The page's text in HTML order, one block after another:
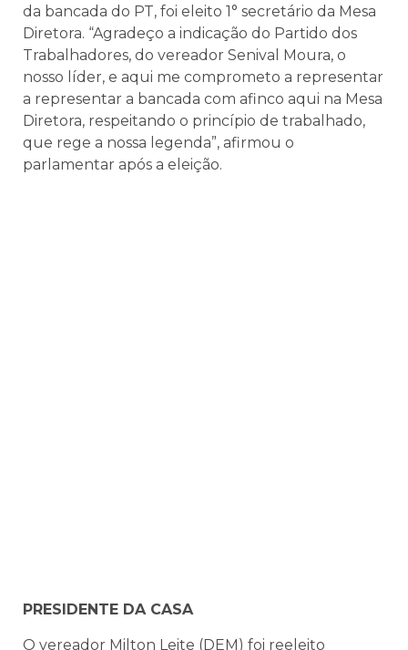
da bancada do PT, foi eleito 1° secretário da Mesa
Diretora. “Agradeço a indicação do Partido dos
Trabalhadores, do vereador Senival Moura, o
nosso líder, e aqui me comprometo a representar
a representar a bancada com afinco aqui na Mesa
Diretora, respeitando o princípio de trabalhado,
que rege a nossa legenda”, afirmou o
parlamentar após a eleição.
PRESIDENTE DA CASA
O vereador Milton Leite (DEM) foi reeleito